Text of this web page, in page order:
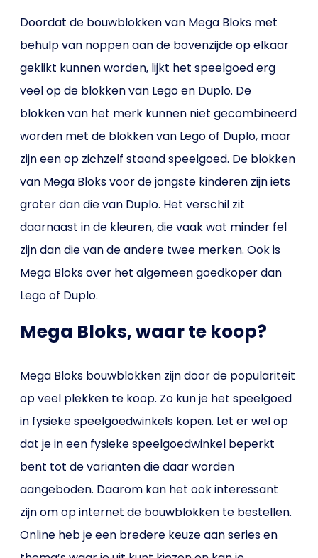
Doordat de bouwblokken van Mega Bloks met
behulp van noppen aan de bovenzijde op elkaar
geklikt kunnen worden, lijkt het speelgoed erg
veel op de blokken van Lego en Duplo. De
blokken van het merk kunnen niet gecombineerd
worden met de blokken van Lego of Duplo, maar
zijn een op zichzelf staand speelgoed. De blokken
van Mega Bloks voor de jongste kinderen zijn iets
groter dan die van Duplo. Het verschil zit
daarnaast in de kleuren, die vaak wat minder fel
zijn dan die van de andere twee merken. Ook is
Mega Bloks over het algemeen goedkoper dan
Lego of Duplo.
Mega Bloks, waar te koop?
Mega Bloks bouwblokken zijn door de populariteit
op veel plekken te koop. Zo kun je het speelgoed
in fysieke speelgoedwinkels kopen. Let er wel op
dat je in een fysieke speelgoedwinkel beperkt
bent tot de varianten die daar worden
aangeboden. Daarom kan het ook interessant
zijn om op internet de bouwblokken te bestellen.
Online heb je een bredere keuze aan series en